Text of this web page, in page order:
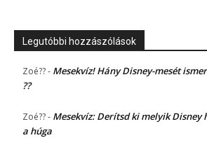
Legutóbbi hozzászólások
Zoé??- Mesekvíz! Hány Disney-mesét
??
Zoé??- Mesekvíz: Derítsd ki melyik Disney
a húga